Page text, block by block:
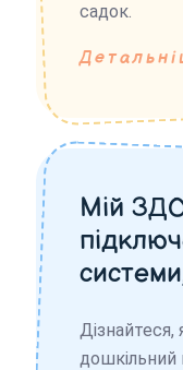
садок.
Мій
дошкільний